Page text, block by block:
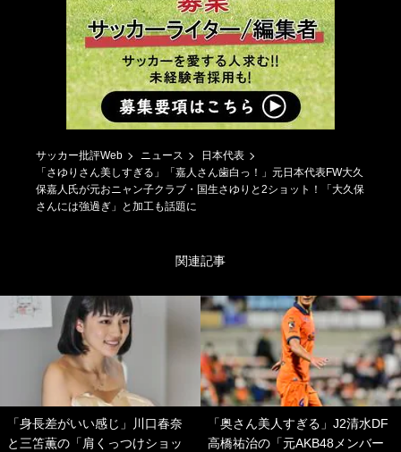
サッカー批評Web ニュース
日本代表
「さゆりさん美しすぎる」「嘉人さん歯白っ！」元日本代表FW大久
保嘉人氏が元おニャン子クラブ・国生さゆりと2ショット！「大久保
さんには強過ぎ」と加工も話題に
関連記事
「身長差がいい感じ」川口春奈
と三笘薫の「肩くっつけショッ
「奥さん美人すぎる」J2清水DF
高橋祐治の「元AKB48メンバー